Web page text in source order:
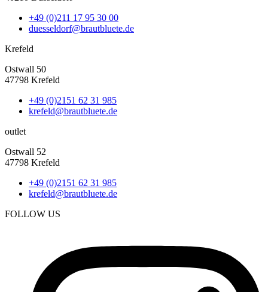
+49 (0)211 17 95 30 00
duesseldorf@brautbluete.de
Krefeld
Ostwall 50
47798 Krefeld
+49 (0)2151 62 31 985
krefeld@brautbluete.de
outlet
Ostwall 52
47798 Krefeld
+49 (0)2151 62 31 985
krefeld@brautbluete.de
FOLLOW US